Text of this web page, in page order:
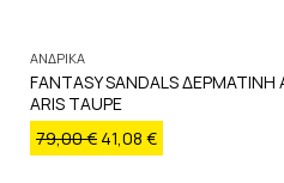
ΑΝΔΡΙΚΑ
FANTASY SANDALS
ARIS TAUPE
79,00€ 41,08 €